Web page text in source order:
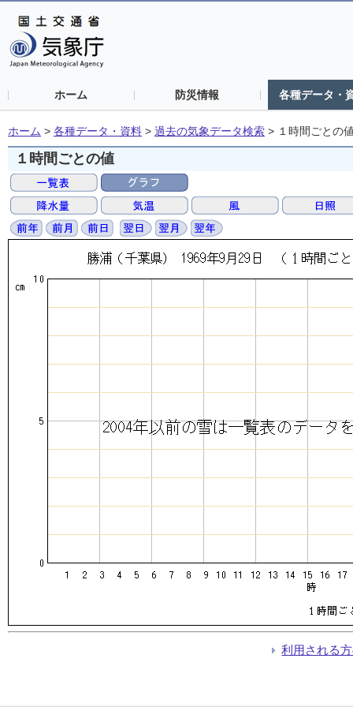
ホーム 防災情報 各種データ・
ホーム > 各種データ・資料 > 過去の気象データ検索 > １時間ごとの
１時間ごとの値
利用される